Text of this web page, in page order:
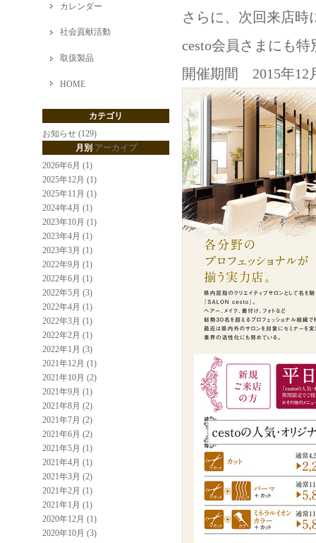
さらに、次回来店時
cesto会員さまにも
開催期間 2015年12
カレンダー
社会貢献活動
取扱製品
HOME
カテゴリ
お知らせ (129)
月別 アーカイブ
2026年6月 (1)
2025年12月 (1)
2025年11月 (1)
2024年4月 (1)
2023年10月 (1)
2023年4月 (1)
2023年3月 (1)
2022年9月 (1)
2022年6月 (1)
2022年5月 (3)
2022年4月 (1)
2022年3月 (1)
2022年2月 (1)
2022年1月 (3)
2021年12月 (1)
2021年10月 (2)
2021年9月 (1)
2021年8月 (2)
2021年7月 (2)
2021年6月 (2)
2021年5月 (1)
2021年4月 (1)
2021年3月 (2)
2021年2月 (1)
2021年1月 (1)
2020年12月 (1)
2020年10月 (3)